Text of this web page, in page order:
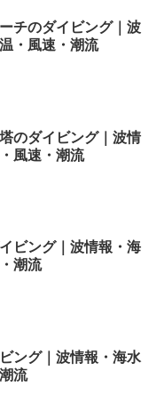
チのダイビング｜波
・風速・潮流
のダイビング｜波情
風速・潮流
ビング｜波情報・海
潮流
ング｜波情報・海水
流